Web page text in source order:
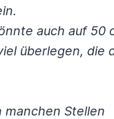
auch auf 50
überlegen, die
manchen Stellen